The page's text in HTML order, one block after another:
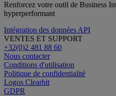
Renforcez votre outil de Business
hyperperformant
Intégration des données API
VENTES ET SUPPORT
+32(0)2 481 88 60
Nous contacter
Conditions d'utilisation
Politique de confidentialité
Logos Clearbit
GDPR